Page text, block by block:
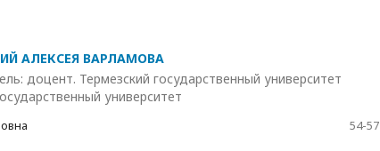
АЛЕКСЕЯ ВАРЛАМОВА
доцент. Термезский государственный университет
университет
54-57